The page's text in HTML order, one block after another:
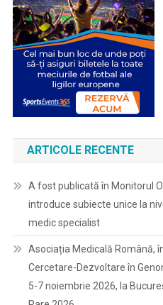
ARTICOLE RECENTE
A fost publicată în Monitorul
introduce subiecte unice la
medic specialist
Asociația Medicală Română,
Cercetare-Dezvoltare în
5-7 noiembrie 2026, la